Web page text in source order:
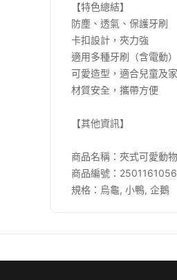
【特色總結】
防塵、透氣、保護牙刷
卡扣設計，夾力強
適用多種牙刷（含電動）
可愛造型，適合兒童及
材質安全，攜帶方便
【其他資訊】
商品名稱：夾式可愛動
商品編號：
規格：烏龜, 小鴨, 企鵝